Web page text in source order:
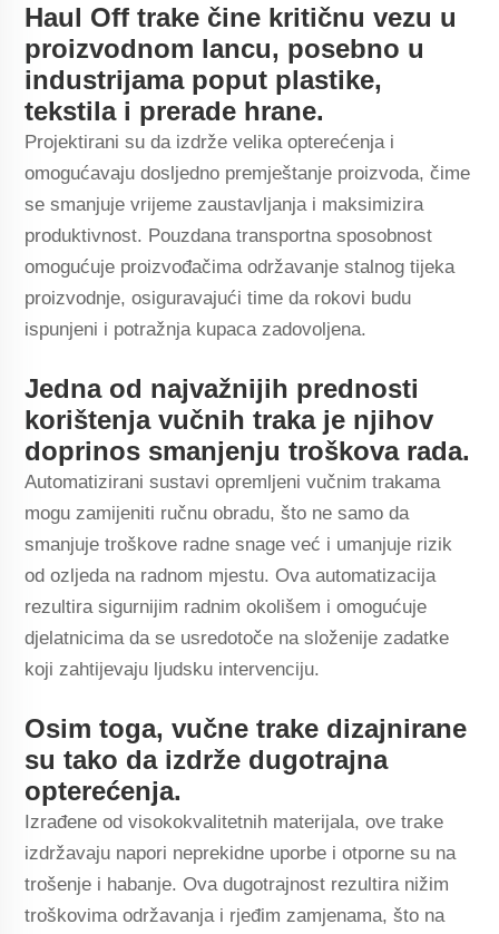
Haul Off trake čine kritičnu vezu u
proizvodnom lancu, posebno u
industrijama poput plastike,
tekstila i prerade hrane.
Projektirani su da izdrže velika opterećenja i
omogućavaju dosljedno premještanje proizvoda, čime
se smanjuje vrijeme zaustavljanja i maksimizira
produktivnost. Pouzdana transportna sposobnost
omogućuje proizvođačima održavanje stalnog tijeka
proizvodnje, osiguravajući time da rokovi budu
ispunjeni i potražnja kupaca zadovoljena.
Jedna od najvažnijih prednosti
korištenja vučnih traka je njihov
doprinos smanjenju troškova rada.
Automatizirani sustavi opremljeni vučnim trakama
mogu zamijeniti ručnu obradu, što ne samo da
smanjuje troškove radne snage već i umanjuje rizik
od ozljeda na radnom mjestu. Ova automatizacija
rezultira sigurnijim radnim okolišem i omogućuje
djelatnicima da se usredotoče na složenije zadatke
koji zahtijevaju ljudsku intervenciju.
Osim toga, vučne trake dizajnirane
su tako da izdrže dugotrajna
opterećenja.
Izrađene od visokokvalitetnih materijala, ove trake
izdržavaju napori neprekidne uporbe i otporne su na
trošenje i habanje. Ova dugotrajnost rezultira nižim
troškovima održavanja i rjeđim zamjenama, što na